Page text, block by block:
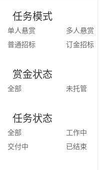
任务模式
单人悬赏
多人悬赏
普通招标
订金招标
赏金状态
全部 未托管
任务状态
全部
工作中
交付中
已结束